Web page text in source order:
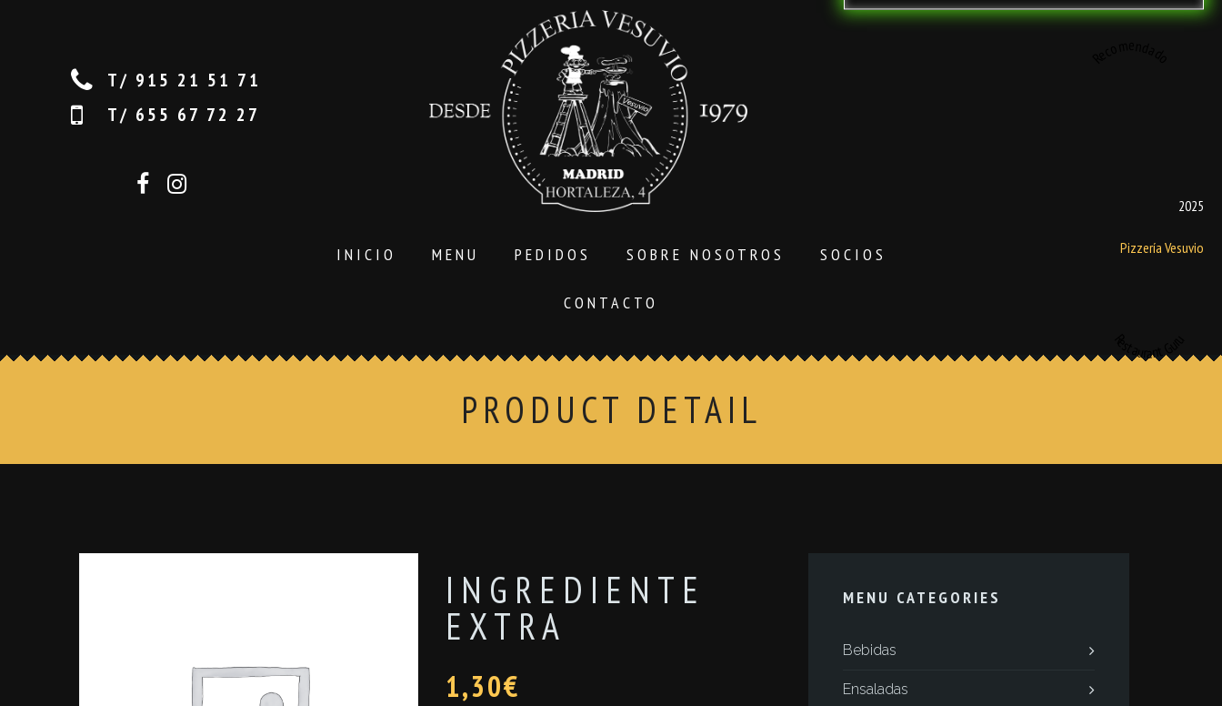
T/ 915 21 51 71
T/ 655 67 72 27
INICIO MENU PEDIDOS SOBRE NOSOTROS SOCIOS
CONTACTO
2025
Pizzería Vesuvio
PRODUCT DETAIL
INGREDIENTE
EXTRA
1,30€
MENU CATEGORIES
Bebidas
Ensaladas